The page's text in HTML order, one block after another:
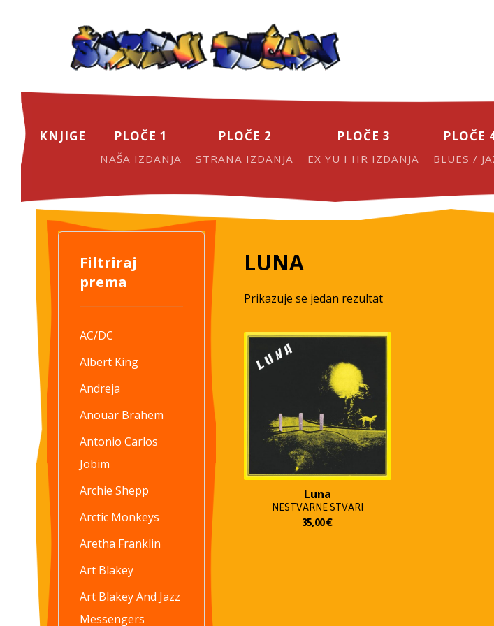
KNJIGE PLOČE 1
NAŠA IZDANJA
PLOČE 2
STRANA IZDANJA
PLOČE 3
EX YU I HR IZDANJA
PLOČE
BLUES /
LUNA
Prikazuje se jedan rezultat
Luna
NESTVARNE STVARI
35,00€
Filtriraj
prema
AC/DC
Albert King
Andreja
Anouar Brahem
Antonio Carlos
Jobim
Archie Shepp
Arctic Monkeys
Aretha Franklin
Art Blakey
Art Blakey And Jazz
Messengers